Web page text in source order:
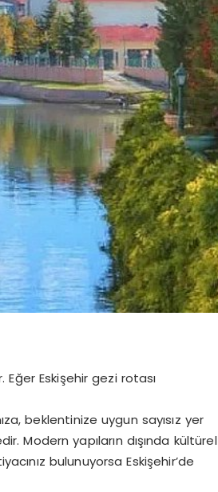
Eskişehir gezi rotası
beklentinize uygun sayısız yer
Modern yapıların dışında kültürel
bulunuyorsa Eskişehir’de